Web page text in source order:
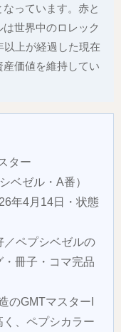
っています。赤と
世界中のロレック
以上が経過した現在
価値を維持してい
ター
ベゼル・A番）
年4月14日・状態
／ペプシベゼルの
冊子・コマ完品
のGMTマスターI
、ペプシカラー